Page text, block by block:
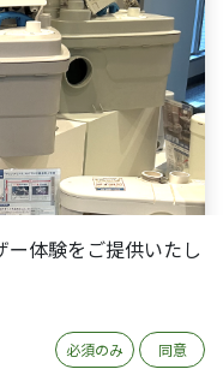
体験をご提供いたし
必須のみ 同意